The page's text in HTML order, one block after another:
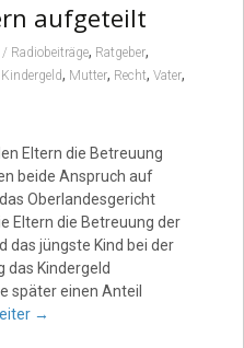
aufgeteilt
/ Radiobeiträge, Ratgeber,
Kindergeld, Mutter, Recht, Vater,
Eltern die Betreuung
beide Anspruch auf
Oberlandesgericht
Eltern die Betreuung der
das jüngste Kind bei der
das Kindergeld
später einen Anteil
→